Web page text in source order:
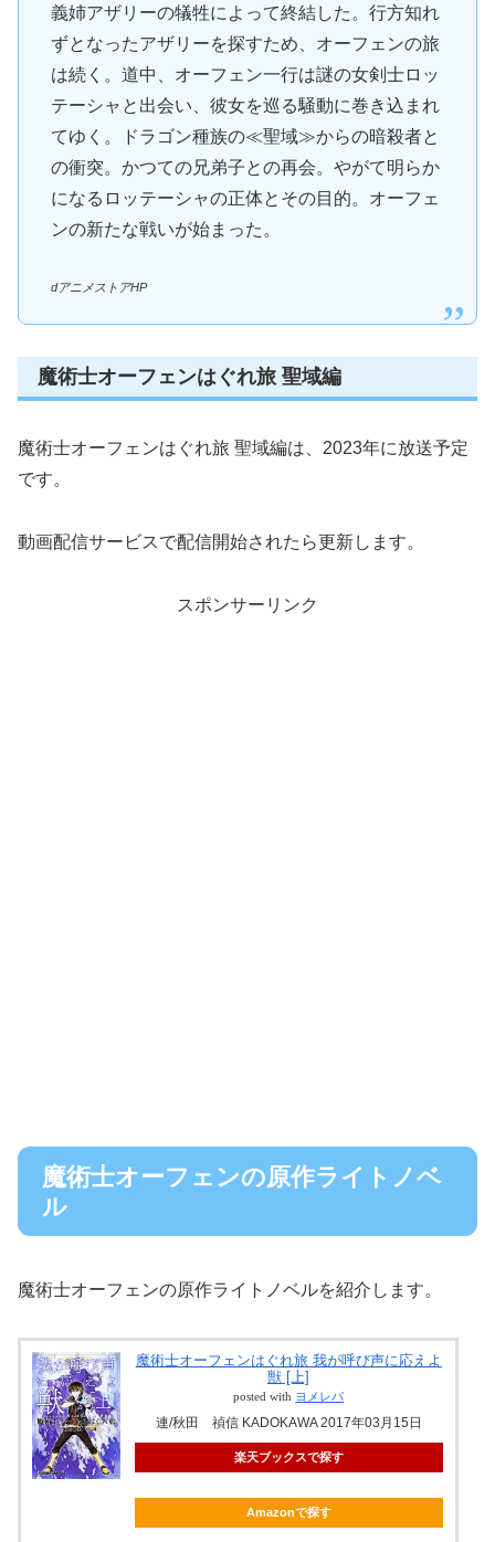
義姉アザリーの犠牲によって終結した。行方知れ
ずとなったアザリーを探すため、オーフェンの旅
は続く。道中、オーフェン一行は謎の女剣士ロッ
テーシャと出会い、彼女を巡る騒動に巻き込まれ
てゆく。ドラゴン種族の≪聖域≫からの暗殺者と
の衝突。かつての兄弟子との再会。やがて明らか
になるロッテーシャの正体とその目的。オーフェ
ンの新たな戦いが始まった。
dアニメストアHP
魔術士オーフェンはぐれ旅 聖域編
魔術士オーフェンはぐれ旅 聖域編は、2023年に放送予定
です。
動画配信サービスで配信開始されたら更新します。
スポンサーリンク
魔術士オーフェンの原作ライトノベ
ル
魔術士オーフェンの原作ライトノベルを紹介します。
魔術士オーフェンはぐれ旅 我が呼び声に応えよ
獣 [上]
posted with ヨメレバ
連/秋田 禎信 KADOKAWA 2017年03月15日
楽天ブックスで探す
Amazonで探す